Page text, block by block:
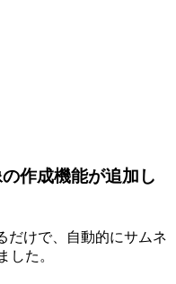
作成機能が追加し
だけで、自動的にサムネ
した。